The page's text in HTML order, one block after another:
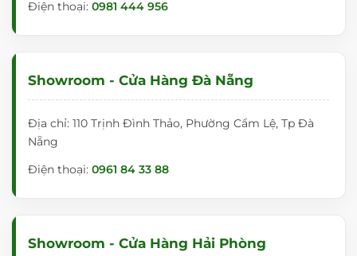
Điện thoại: 0981 444 956
Showroom - Cửa Hàng Đà Nẵng
Địa chỉ: 110 Trịnh Đình Thảo, Phường Cẩm Lệ, Tp Đà
Nẵng
Điện thoại: 0961 84 33 88
Showroom - Cửa Hàng Hải Phòng